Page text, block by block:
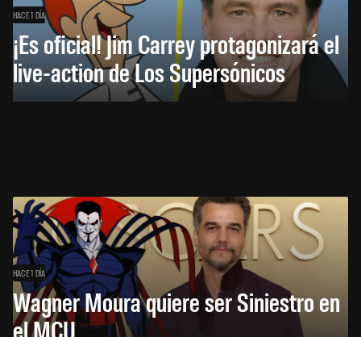
HACE 1 DÍA
¡Es oficial! Jim Carrey protagonizará el
live-action de Los Supersónicos
HACE 1 DÍA
Wagner Moura quiere ser Siniestro en
el MCU